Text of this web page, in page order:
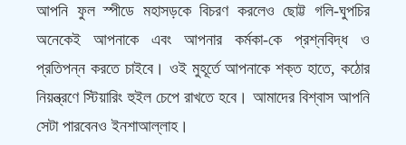
আপনি ফুল স্পীডে মহাসড়কে বিচরণ করলেও ছোট্ট গলি-ঘুপচির
অনেকেই আপনাকে এবং আপনার কর্মকা-কে প্রশ্নবিদ্ধ ও
প্রতিপন্ন করতে চাইবে। ওই মুহূর্তে আপনাকে শক্ত হাতে, কঠোর
নিয়ন্ত্রণে স্টিয়ারিং হুইল চেপে রাখতে হবে। আমাদের বিশ্বাস আপনি
সেটা পারবেনও ইনশাআল্লাহ।